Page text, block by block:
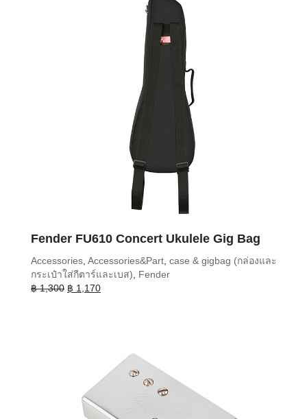
Fender FU610 Concert Ukulele Gig Bag
Accessories Accessories&Part case & gigbag (กล่องและ
กระเป๋าใส่กีตาร์และเบส)
Fender
฿1,300 Original
฿ 1,170Current